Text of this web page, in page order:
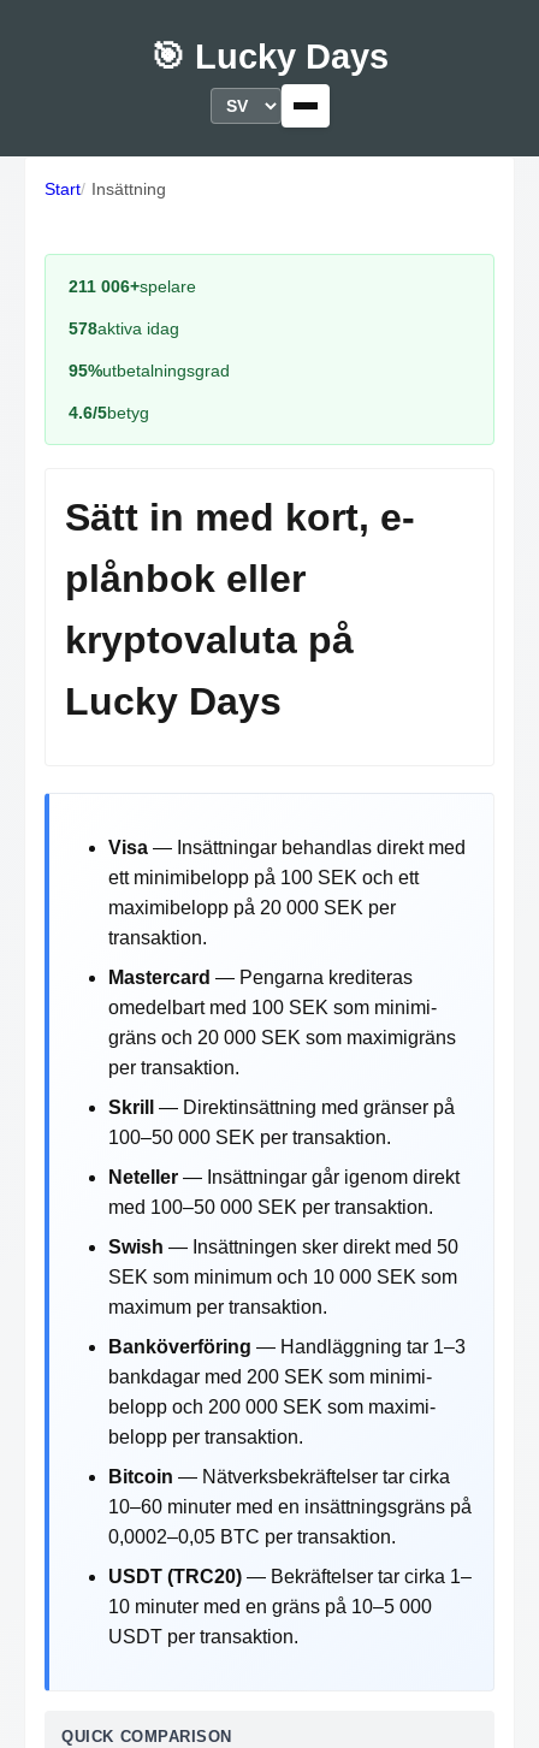
🎯 Lucky Days
Start Insättning
211 006+spelare
578aktiva idag
95%utbetalningsgrad
4.6/5betyg
Sätt in med kort, e-
plånbok eller
kryptovaluta på
Lucky Days
Visa— Insättningar behandlas direkt med
ett minimi­belopp på 100 SEK och ett
maximi­belopp på 20 000 SEK per
transaktion.
Mastercard — Pengarna krediteras
omedelbart med 100 SEK som minimi­
gräns och 20 000 SEK som maximi­gräns
per transaktion.
Skrill
— Direktinsättning med gränser på
100–50 000 SEK per transaktion.
Neteller— Insättningar går igenom direkt
med 100–50 000 SEK per transaktion.
Swish — Insättningen sker direkt med 50
SEK som minimum och 10 000 SEK som
maximum per transaktion.
Banköverföring — Handläggning tar 1–3
bankdagar med 200 SEK som minimi­
belopp och 200 000 SEK som maximi­
belopp per transaktion.
Bitcoin — Nätverksbekräftelser tar cirka
10–60 minuter med en insättningsgräns på
0,0002–0,05 BTC per transaktion.
USDT (TRC20)— Bekräftelser tar cirka 1–
10 minuter med en gräns på 10–5 000
USDT per transaktion.
QUICK COMPARISON